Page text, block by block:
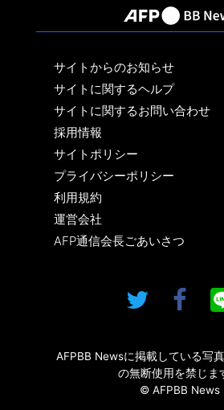
サイトからのお知らせ
サイトに関するヘルプ
サイトに関するお問い合わせ
採用情報
サイトポリシー
プライバシーポリシー
利用規約
運営会社
AFP通信会長ごあいさつ
AFPBB Newsに掲載している写
の無断使用を禁じま
© AFPBB News